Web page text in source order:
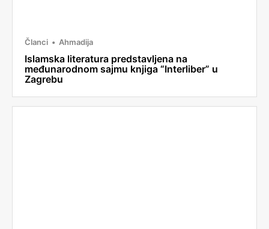
Članci Ahmadija
Islamska literatura predstavljena na
međunarodnom sajmu knjiga “Interliber” u
Zagrebu